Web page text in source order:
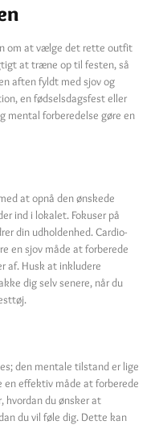
om at vælge det rette outfit
at træne op til festen, så
aften fyldt med sjov og
en fødselsdagsfest eller
mental forberedelse gøre en
at opnå den ønskede
ind i lokalet. Fokuser på
din udholdenhed. Cardio-
en sjov måde at forberede
af. Husk at inkludere
dig selv senere, når du
den mentale tilstand er lige
effektiv måde at forberede
hvordan du ønsker at
du vil føle dig. Dette kan